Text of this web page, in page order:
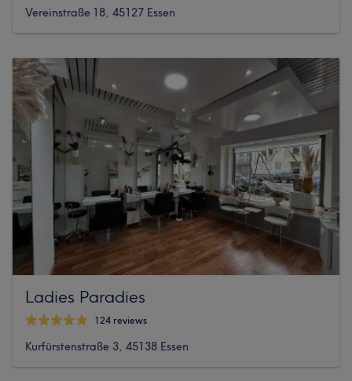
Vereinstraße 18, 45127 Essen
Ladies Paradies
124 reviews
Kurfürstenstraße 3, 45138 Essen